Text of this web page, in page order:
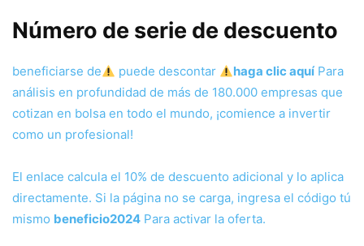
Número de serie de descuento
beneficiarse de puede descontar haga clic aquíPara
análisis en profundidad de más de 180.000 empresas que
cotizan en bolsa en todo el mundo, ¡comience a invertir
como un profesional!
El enlace calcula el 10% de descuento adicional y lo aplica
directamente. Si la página no se carga, ingresa el código tú
mismo beneficio2024 Para activar la oferta.